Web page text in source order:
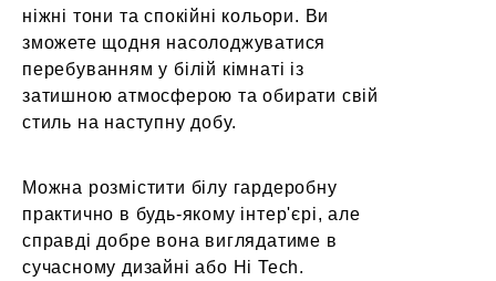
ніжні тони та спокійні кольори. Ви
зможете щодня насолоджуватися
перебуванням у білій кімнаті із
затишною атмосферою та обирати свій
стиль на наступну добу.
Можна розмістити білу гардеробну
практично в будь-якому інтер'єрі, але
справді добре вона виглядатиме в
сучасному дизайні або Hi Tech.